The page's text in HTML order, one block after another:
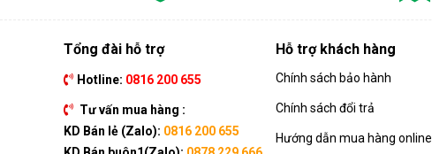
Tổng đài hỗ trợ
Hotline: 0816 200 655
Tư vấn mua hàng :
KD Bán lẻ (Zalo): 0816 200 655
Hỗ trợ khách hàng
Chính sách bảo hành
Chính sách đổi trả
Hướng dẫn mua hàng online